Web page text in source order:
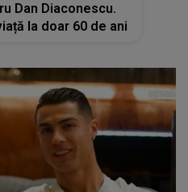
Dan Diaconescu.
la doar 60 de ani